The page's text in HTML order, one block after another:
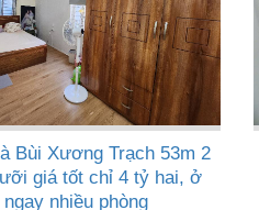
Bùi Xương Trạch 53m 2
giá tốt chỉ 4 tỷ hai, ở
ngay nhiều phòng